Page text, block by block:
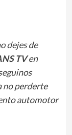
dejes de
TVen
no perderte
automotor